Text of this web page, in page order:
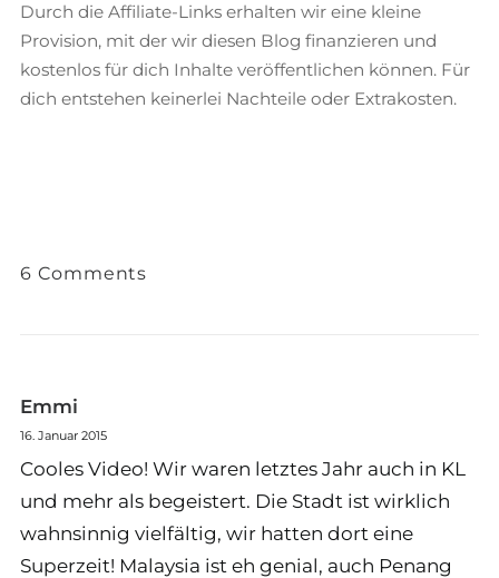
Durch die Affiliate-Links erhalten wir eine kleine
Provision, mit der wir diesen Blog finanzieren und
kostenlos für dich Inhalte veröffentlichen können. Für
dich entstehen keinerlei Nachteile oder Extrakosten.
6 Comments
Emmi
16. Januar 2015
Cooles Video! Wir waren letztes Jahr auch in KL
und mehr als begeistert. Die Stadt ist wirklich
wahnsinnig vielfältig, wir hatten dort eine
Superzeit! Malaysia ist eh genial, auch Penang